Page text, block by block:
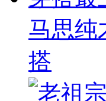
马思纯
搭